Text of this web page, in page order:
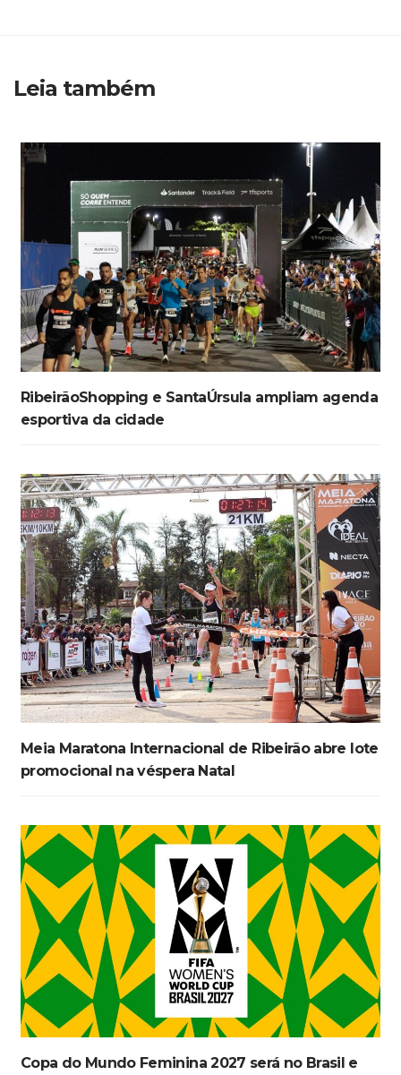
Leia também
RibeirãoShopping e SantaÚrsula ampliam agenda
esportiva da cidade
Meia Maratona Internacional de Ribeirão abre lote
promocional na véspera Natal
Copa do Mundo Feminina 2027 será no Brasil e